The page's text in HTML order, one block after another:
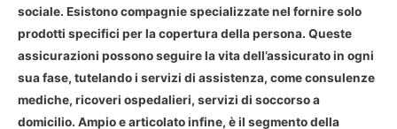
sociale. Esistono compagnie specializzate nel fornire solo
prodotti specifici per la copertura della persona. Queste
assicurazioni possono seguire la vita dell’assicurato in ogni
sua fase, tutelando i servizi di assistenza, come consulenze
mediche, ricoveri ospedalieri, servizi di soccorso a
domicilio. Ampio e articolato infine, è il segmento della